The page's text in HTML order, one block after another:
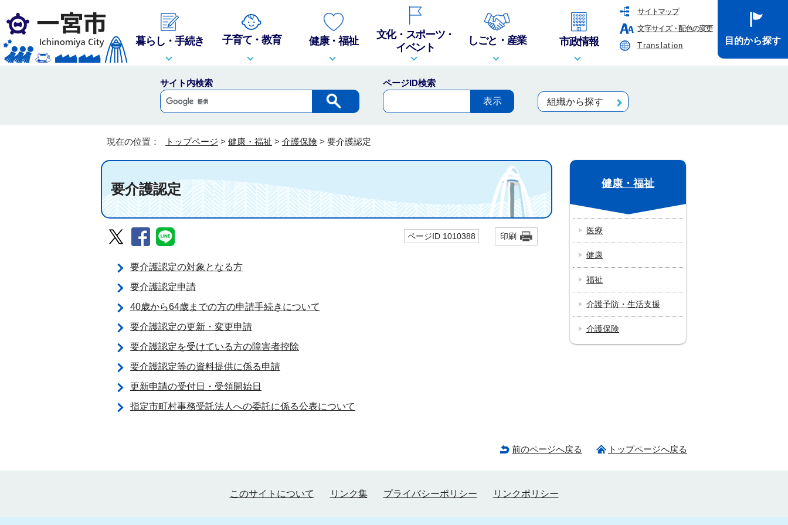
サイトマップ
文字サイズ・配色の変更
Translation
暮らし・手続き 子育て・教育 健康・福祉
文化・スポーツ・
イベント
しごと・産業 市政情報 目的から探す
サイト内検索
ページID検索
組織から探す
現在の位置： トップページ > 健康・福祉 > 介護保険 > 要介護認定
要介護認定
ページID 1010388 印刷
要介護認定の対象となる方
要介護認定申請
40歳から64歳までの方の申請手続きについて
要介護認定の更新・変更申請
要介護認定を受けている方の障害者控除
要介護認定等の資料提供に係る申請
更新申請の受付日・受領開始日
指定市町村事務受託法人への委託に係る公表について
健康・福祉
医療
健康
福祉
介護予防・生活支援
介護保険
前のページへ戻る トップページへ戻る
このサイトについて リンク集 プライバシーポリシー リンクポリシー